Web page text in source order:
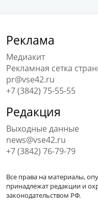
Реклама
Медиакит
Рекламная сетка
pr@vse42.ru
+7 (3842) 75-55-55
Редакция
Выходные данные
news@vse42.ru
+7 (3842) 76-79-79
Все права на материалы,
принадлежат редакции и
законодательством РФ.